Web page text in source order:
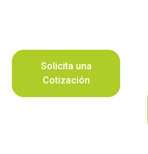
Solicita una
Cotización